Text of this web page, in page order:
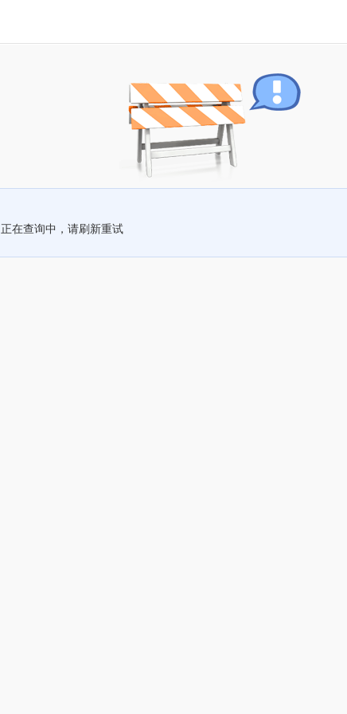
正在查询中，请刷新重试